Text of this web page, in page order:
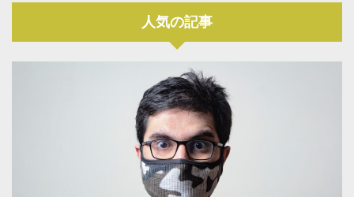
人気の記事